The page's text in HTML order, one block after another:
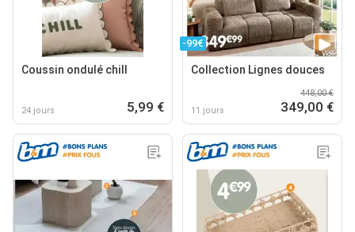
Coussin ondulé chill
24 jours 5,99 €
-99€
Collection Lignes douces
11 jours
448,00 €
349,00 €